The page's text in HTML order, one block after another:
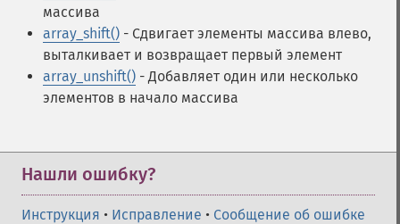
массива
array_shift() - Сдвигает элементы массива влево,
выталкивает и возвращает первый элемент
array_unshift() - Добавляет один или несколько
элементов в начало массива
Нашли ошибку?
Инструкция • Исправление • Сообщение об ошибке